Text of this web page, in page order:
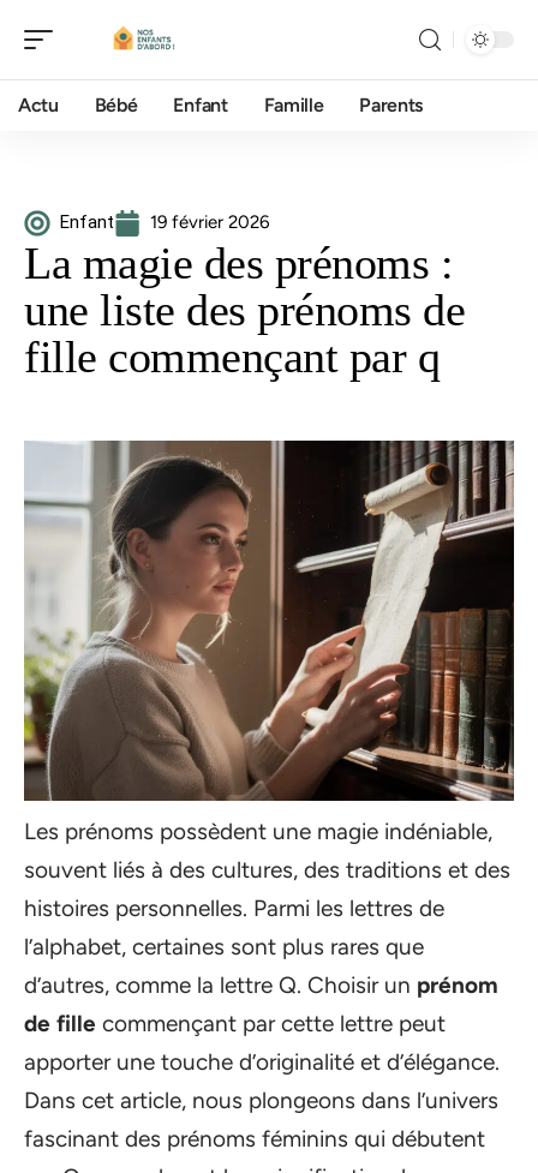
Actu Bébé Enfant Famille Parents
Enfant 19 février 2026
La magie des prénoms :
une liste des prénoms de
fille commençant par q
Les prénoms possèdent une magie indéniable,
souvent liés à des cultures, des traditions et des
histoires personnelles. Parmi les lettres de
l’alphabet, certaines sont plus rares que
d’autres, comme la lettre Q. Choisir un prénom
de fille commençant par cette lettre peut
apporter une touche d’originalité et d’élégance.
Dans cet article, nous plongeons dans l’univers
fascinant des prénoms féminins qui débutent